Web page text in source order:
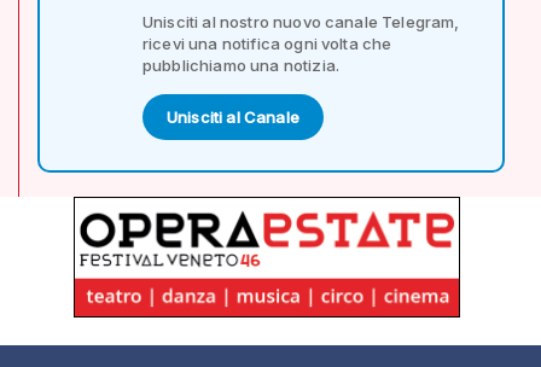
Unisciti al nostro nuovo canale Telegram,
ricevi una notifica ogni volta che
pubblichiamo una notizia.
Unisciti al Canale